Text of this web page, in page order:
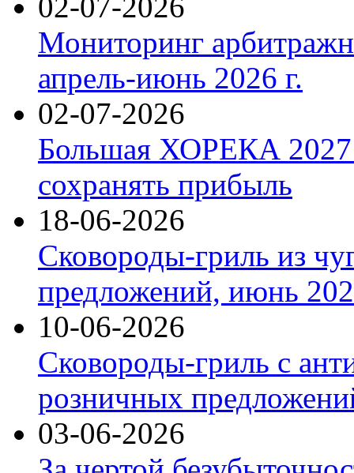
Мониторинг
апрель-июнь 2026 г.
02-07-2026
Большая ХОРЕКА 2027:
сохранять прибыль
18-06-2026
Сковороды-гриль из
предложений, июнь
10-06-2026
Сковороды-гриль с
розничных
03-06-2026